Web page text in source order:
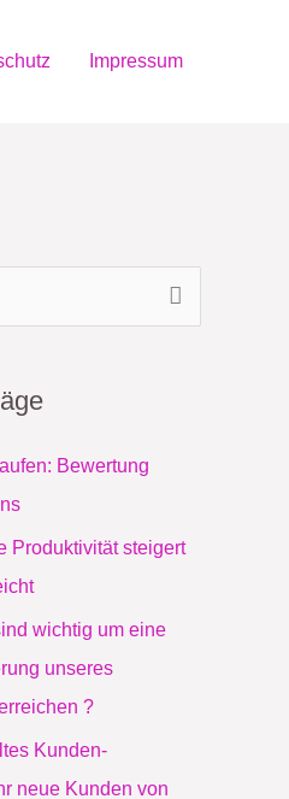
Impressum
Bewertung
Produktivität steigert
wichtig um eine
unseres
?
Kunden-
neue Kunden von